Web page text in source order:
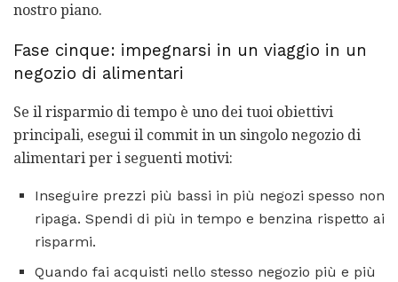
nostro piano.
Fase cinque: impegnarsi in un viaggio in un
negozio di alimentari
Se il risparmio di tempo è uno dei tuoi obiettivi
principali, esegui il commit in un singolo negozio di
alimentari per i seguenti motivi:
Inseguire prezzi più bassi in più negozi spesso non
ripaga. Spendi di più in tempo e benzina rispetto ai
risparmi.
Quando fai acquisti nello stesso negozio più e più